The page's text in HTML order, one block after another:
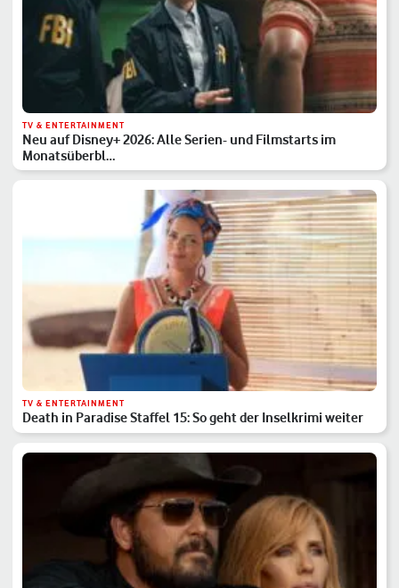
TV & ENTERTAINMENT
Neu auf Disney+ 2026: Alle Serien- und Filmstarts im
Monatsüberbl…
TV & ENTERTAINMENT
Death in Paradise Staffel 15: So geht der Inselkrimi weiter